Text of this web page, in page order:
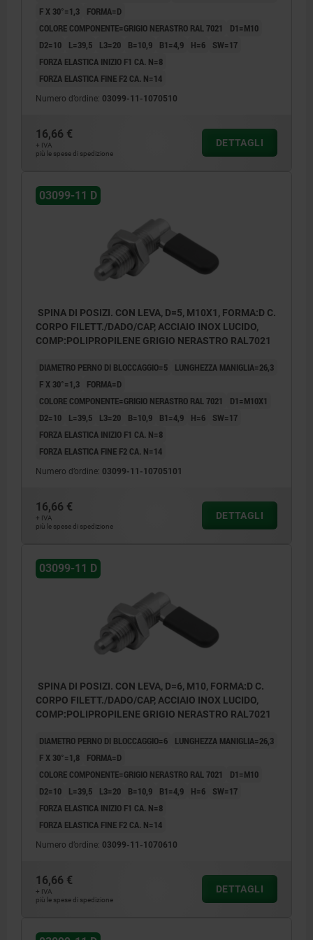
F X 30°=1,3
FORMA=D
COLORE COMPONENTE=GRIGIO NERASTRO RAL 7021
D1=M10
D2=10
L=39,5 L3=20 B=10,9 B1=4,9 H=6
SW=17
FORZA ELASTICA INIZIO F1 CA. N=8
FORZA ELASTICA FINE F2 CA. N=14
Numero d’ordine: 03099-11-1070510
16,66 €
+ IVA
più le spese di spedizione
DETTAGLI
03099-11 D
SPINA DI POSIZI. CON LEVA, D=5, M10X1, FORMA:D C.
CORPO FILETT./DADO/CAP, ACCIAIO INOX LUCIDO,
COMP:POLIPROPILENE GRIGIO NERASTRO RAL7021
DIAMETRO PERNO DI BLOCCAGGIO=5
LUNGHEZZA MANIGLIA=26,3
F X 30°=1,3
FORMA=D
COLORE COMPONENTE=GRIGIO NERASTRO RAL 7021
D1=M10X1
D2=10
L=39,5 L3=20 B=10,9 B1=4,9 H=6
SW=17
FORZA ELASTICA INIZIO F1 CA. N=8
FORZA ELASTICA FINE F2 CA. N=14
Numero d’ordine: 03099-11-10705101
16,66 €
+ IVA
più le spese di spedizione
DETTAGLI
03099-11 D
SPINA DI POSIZI. CON LEVA, D=6, M10, FORMA:D C.
CORPO FILETT./DADO/CAP, ACCIAIO INOX LUCIDO,
COMP:POLIPROPILENE GRIGIO NERASTRO RAL7021
DIAMETRO PERNO DI BLOCCAGGIO=6
LUNGHEZZA MANIGLIA=26,3
F X 30°=1,8
FORMA=D
COLORE COMPONENTE=GRIGIO NERASTRO RAL 7021
D1=M10
D2=10
L=39,5 L3=20 B=10,9 B1=4,9 H=6
SW=17
FORZA ELASTICA INIZIO F1 CA. N=8
FORZA ELASTICA FINE F2 CA. N=14
Numero d’ordine: 03099-11-1070610
16,66 €
+ IVA
più le spese di spedizione
DETTAGLI